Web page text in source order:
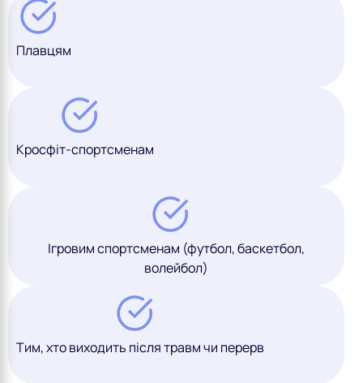
Плавцям
Кросфіт-спортсменам
Ігровим спортсменам (футбол, баскетбол,
волейбол)
Тим, хто виходить після травм чи перерв